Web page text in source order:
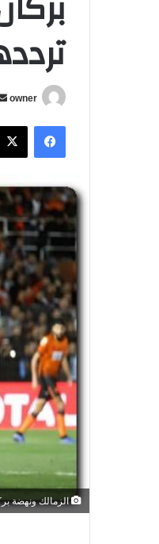
owner
فيسبوك
الزمالك ونهضة